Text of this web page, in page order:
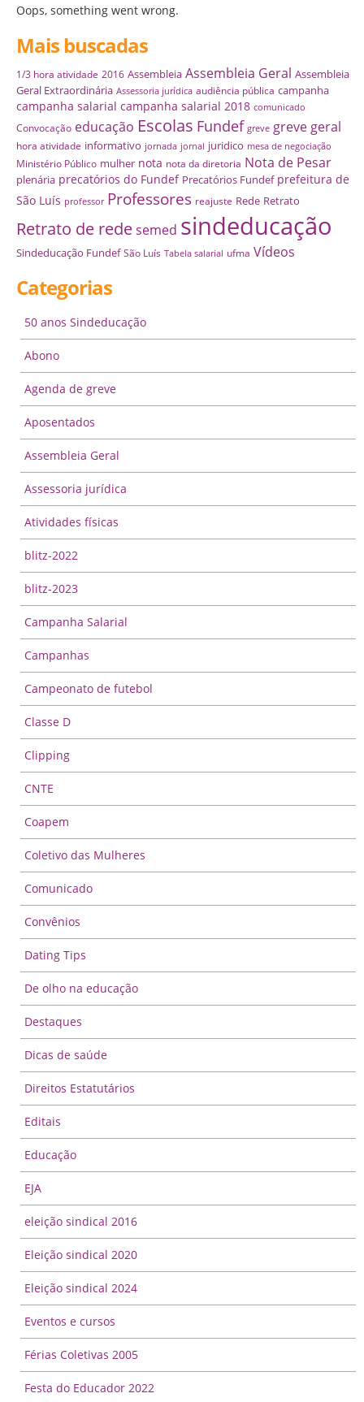
Oops, something went wrong.
Mais buscadas
1/3 hora atividade 2016 Assembleia Assembleia Geral Assembleia
Geral Extraordinária Assessoria jurídica audiência pública campanha
campanha salarial campanha salarial 2018 comunicado
Convocação educação Escolas Fundef greve greve geral
hora atividade informativo jornada jornal juridico mesa de negociação
Ministério Público mulher nota nota da diretoria Nota de Pesar
plenária precatórios do Fundef Precatórios Fundef prefeitura de
São Luís professor Professores reajuste Rede Retrato
Retrato de redesemed sindeducação
Sindeducação Fundef São Luís Tabela salarial ufma Vídeos
Categorias
50 anos Sindeducação
Abono
Agenda de greve
Aposentados
Assembleia Geral
Assessoria jurídica
Atividades físicas
blitz-2022
blitz-2023
Campanha Salarial
Campanhas
Campeonato de futebol
Classe D
Clipping
CNTE
Coapem
Coletivo das Mulheres
Comunicado
Convênios
Dating Tips
De olho na educação
Destaques
Dicas de saúde
Direitos Estatutários
Editais
Educação
EJA
eleição sindical 2016
Eleição sindical 2020
Eleição sindical 2024
Eventos e cursos
Férias Coletivas 2005
Festa do Educador 2022